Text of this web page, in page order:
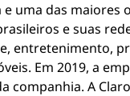
uma das
e suas
entretenimento,
Em 2019, a
A